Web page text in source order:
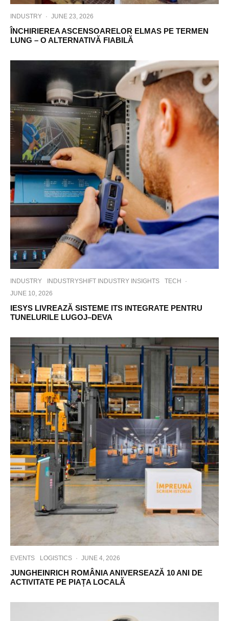
INDUSTRY · JUNE 23, 2026
ÎNCHIRIEREA ASCENSOARELOR ELMAS PE TERMEN
LUNG – O ALTERNATIVĂ FIABILĂ
INDUSTRY INDUSTRYSHIFT INDUSTRY INSIGHTS TECH
·
JUNE 10, 2026
IESYS LIVREAZĂ SISTEME ITS INTEGRATE PENTRU
TUNELURILE LUGOJ–DEVA
EVENTS LOGISTICS · JUNE 4, 2026
JUNGHEINRICH ROMÂNIA ANIVERSEAZĂ 10 ANI DE
ACTIVITATE PE PIAȚA LOCALĂ